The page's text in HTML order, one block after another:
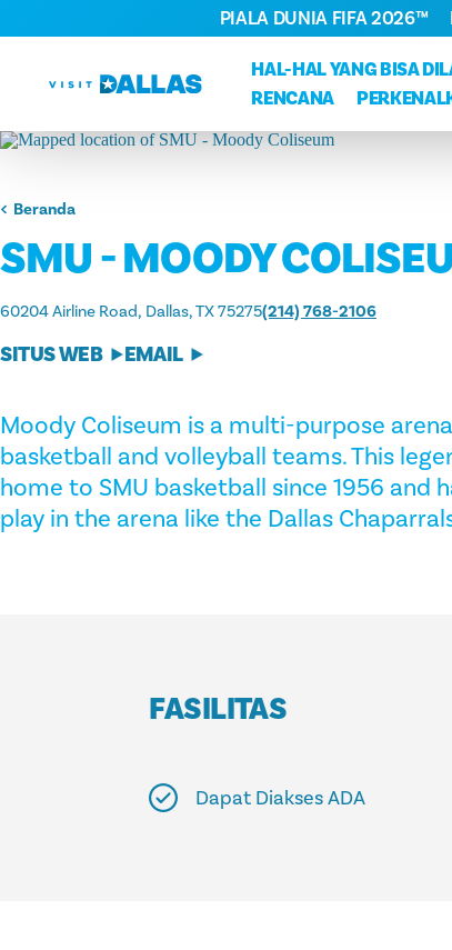
Langsung ke isi
HAL-HAL YANG BISA
RENCANA
PIALA DUNIA FIFA 2026™
Beranda
SMU - MOODY
60204 Airline Road Dallas, TX 75275(214) 768-2106
SITUS WEB EMAIL
Moody Coliseum is a multi-purpose
basketball and volleyball teams. This
home to SMU basketball since 1956 and
play in the arena like the Dallas
FASILITAS
Dapat Diakses ADA